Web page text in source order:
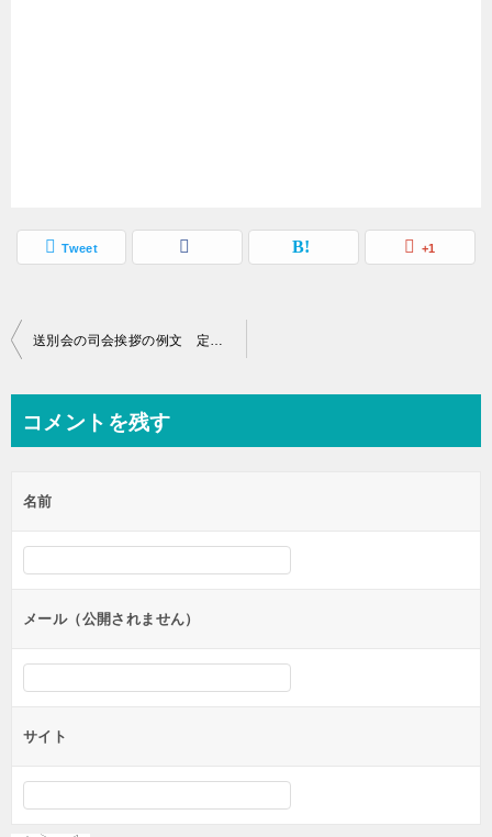
Tweet +1
投
ビ
ー
シ
ン
送別会の司会挨拶の例文 定年退職の場合の進行のコツ
コメントを残す
名前
メール（公開されません）
サイト